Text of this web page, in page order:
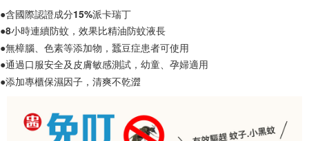
【「AFTEE先享後付」結帳流程】
１．於結帳方式選擇「AFTEE先享後付」後，將跳轉至「AFTEE先享後付」
結帳頁面，進行簡訊認證並確認金額後，即可完成結帳。
２．訂單成立數日內，您將收到繳費通知簡訊。
３．收到繳費通知簡訊後14天內，點擊此簡訊中的連結，可透過四大超商／
※ 請注意：結帳手續完成當下不需立刻繳費，但若您需要取消訂單，請聯絡
後付繳納相關費用。
※ 交易是否成功請以「AFTEE先享後付 」之結帳頁面顯示為準，若有關於
是否繳費成功／繳費後需取消欲退款等相關疑問，請聯繫「AFTEE先享後付
每筆NT$60，滿NT$499(含以上)免運費
7-11取貨付款
每筆NT$60，滿NT$499(含以上)免運費
宅配
●含國際認證成分15%派卡瑞丁
●8小時連續防蚊，效果比精油防蚊液長
●無樟腦、色素等添加物，蠶豆症患者可使用
●通過口服安全及皮膚敏感測試，幼童、孕婦適用
●添加專櫃保濕因子，清爽不乾澀